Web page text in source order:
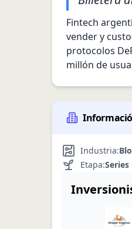
Fintech
vender y
protocolos
millón de
Industria:
Etapa:Series